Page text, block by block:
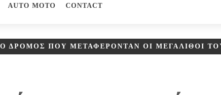
AUTO MOTO CONTACT
ΔΡΌΜΟΣ ΠΟΥ ΜΕΤΑΦΈΡΟΝΤΑΝ ΟΙ ΜΕΓΆΛΙΘΟΙ